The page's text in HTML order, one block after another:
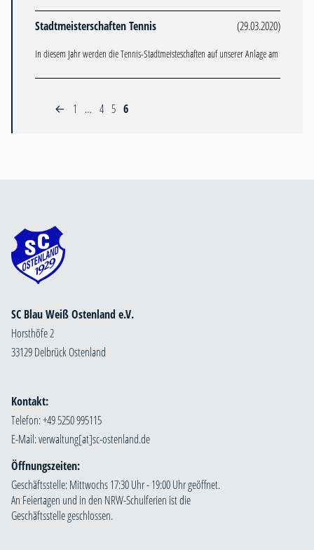
Stadtmeisterschaften Tennis (29.03.2020)
In diesem Jahr werden die Tennis-Stadtmeisteschaften auf unserer Anlage am
← 1 … 4 5 6
SC Blau Weiß Ostenland e.V.
Horsthöfe 2
33129 Delbrück Ostenland
Kontakt:
Telefon: +49 5250 995115
E-Mail:
Öffnungszeiten:
Geschäftsstelle: Mittwochs 17:30 Uhr - 19:00 Uhr geöffnet.
An Feiertagen und in den NRW-Schulferien ist die
Geschäftsstelle geschlossen.